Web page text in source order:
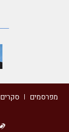
מפרסמים סקרים